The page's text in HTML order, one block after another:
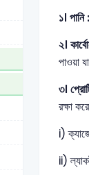
১।
২।
পাওয়া
৩।
রক্ষা
i)
ii)